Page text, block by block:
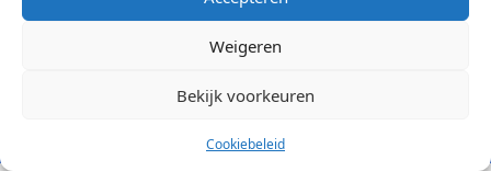
Weigeren
Bekijk voorkeuren
Cookiebeleid
© 2026 Stichting Arsis Kunst en Societeit